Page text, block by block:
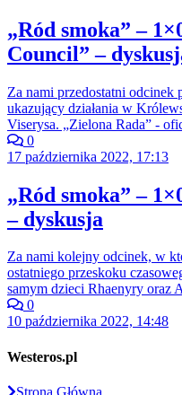
„Ród smoka” –
Council” –
Za nami przedostatni odcinek
ukazujący działania w
Viserysa. „Zielona Rada” -
0
17 października 2022, 17:13
„Ród smoka” –
– dyskusja
Za nami kolejny odcinek, w
ostatniego przeskoku
samym dzieci Rhaenyry oraz
0
10 października 2022, 14:48
Westeros.pl
Strona Główna